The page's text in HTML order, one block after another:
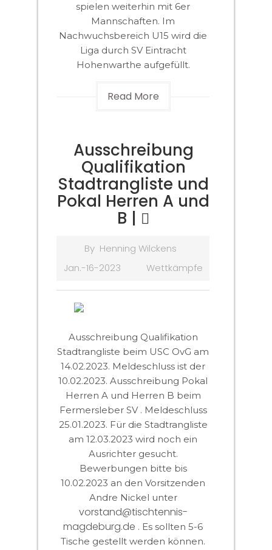
spielen weiterhin mit 6er
Mannschaften. Im
Nachwuchsbereich U15 wird die
Liga durch SV Eintracht
Hohenwarthe aufgefüllt.
Read More
Ausschreibung
Qualifikation
Stadtrangliste und
Pokal Herren A und
B |
By Henning Wilckens
Jan.-16-2023
Wettkämpfe
Ausschreibung Qualifikation
Stadtrangliste beim USC OvG am
14.02.2023. Meldeschluss ist der
10.02.2023. Ausschreibung Pokal
Herren A und Herren B beim
Fermersleber SV . Meldeschluss
25.01.2023. Für die Stadtrangliste
am 12.03.2023 wird noch ein
Ausrichter gesucht.
Bewerbungen bitte bis
10.02.2023 an den Vorsitzenden
Andre Nickel unter
vorstand@tischtennis-
magdeburg.de . Es sollten 5-6
Tische gestellt werden können.